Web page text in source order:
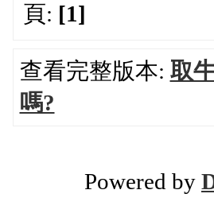
頁: [1]
查看完整版本: 取
嗎?
Powered by